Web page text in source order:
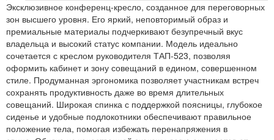
Эксклюзивное конференц-кресло, созданное для переговорных
зон высшего уровня. Его яркий, неповторимый образ и
премиальные материалы подчеркивают безупречный вкус
владельца и высокий статус компании. Модель идеально
сочетается с креслом руководителя ТАП-523, позволяя
оформить кабинет и зону совещаний в едином, совершенном
стиле. Продуманная эргономика позволяет участникам встреч
сохранять продуктивность даже во время длительных
совещаний. Широкая спинка с поддержкой поясницы, глубокое
сиденье и удобные подлокотники обеспечивают правильное
положение тела, помогая избежать перенапряжения в